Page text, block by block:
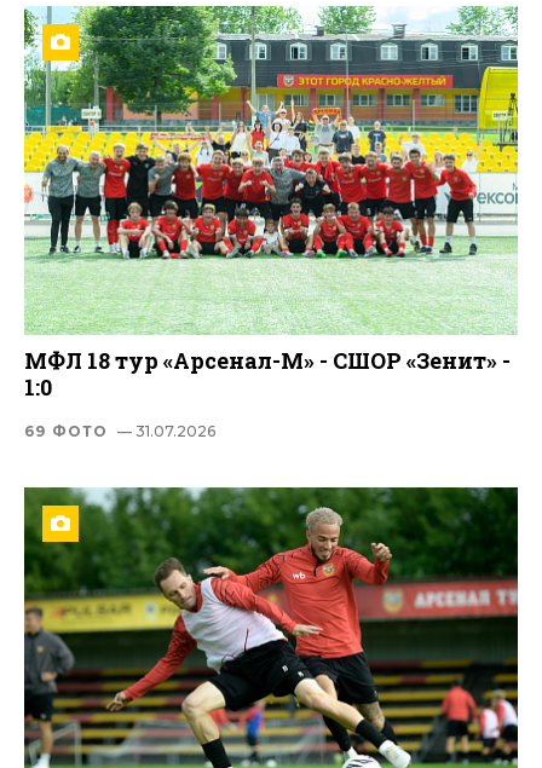
МФЛ 18 тур «Арсенал-М» - СШОР «Зенит» -
1:0
69 ФОТО — 31.07.2026